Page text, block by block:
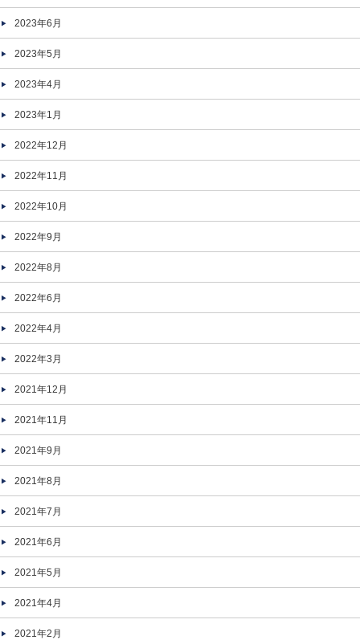
2023年6月
2023年5月
2023年4月
2023年1月
2022年12月
2022年11月
2022年10月
2022年9月
2022年8月
2022年6月
2022年4月
2022年3月
2021年12月
2021年11月
2021年9月
2021年8月
2021年7月
2021年6月
2021年5月
2021年4月
2021年2月